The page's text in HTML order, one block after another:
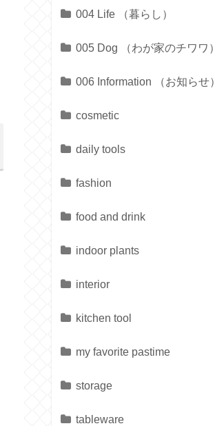
004 Life （暮らし）
005 Dog （わが家のチワワ）
006 Information （お知らせ）
cosmetic
daily tools
fashion
food and drink
indoor plants
interior
kitchen tool
my favorite pastime
storage
tableware